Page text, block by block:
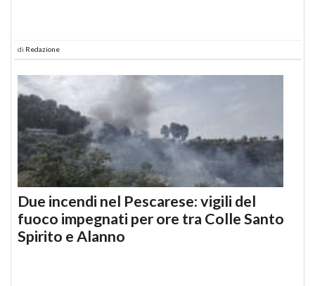
di Redazione
Due incendi nel Pescarese: vigili del
fuoco impegnati per ore tra Colle Santo
Spirito e Alanno